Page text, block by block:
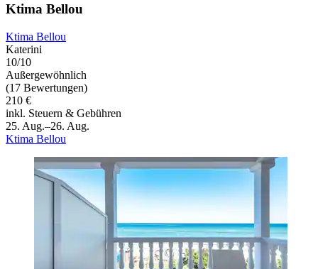
Ktima Bellou
Ktima Bellou
Katerini
10/10
Außergewöhnlich
(17 Bewertungen)
210 €
inkl. Steuern & Gebühren
25. Aug.–26. Aug.
Ktima Bellou